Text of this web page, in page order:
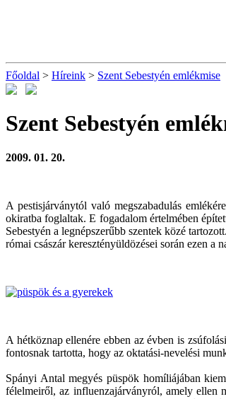
Főoldal > Híreink > Szent Sebestyén emlékmise
Szent Sebestyén
2009. 01. 20.
A pestisjárványtól való megszabadulás
okiratba foglaltak. E fogadalom értelmében
Sebestyén a legnépszerűbb szentek közé
római császár keresztényüldözései során ezen a
A hétköznap ellenére ebben az évben is
fontosnak tartotta, hogy az oktatási-nevelési
Spányi Antal megyés püspök homíliájában
félelmeiről, az influenzajárványról, amely ellen